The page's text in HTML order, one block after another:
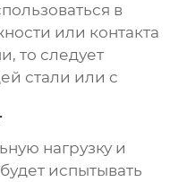
в
или контакта
то следует
стали или с
нагрузку и
испытывать